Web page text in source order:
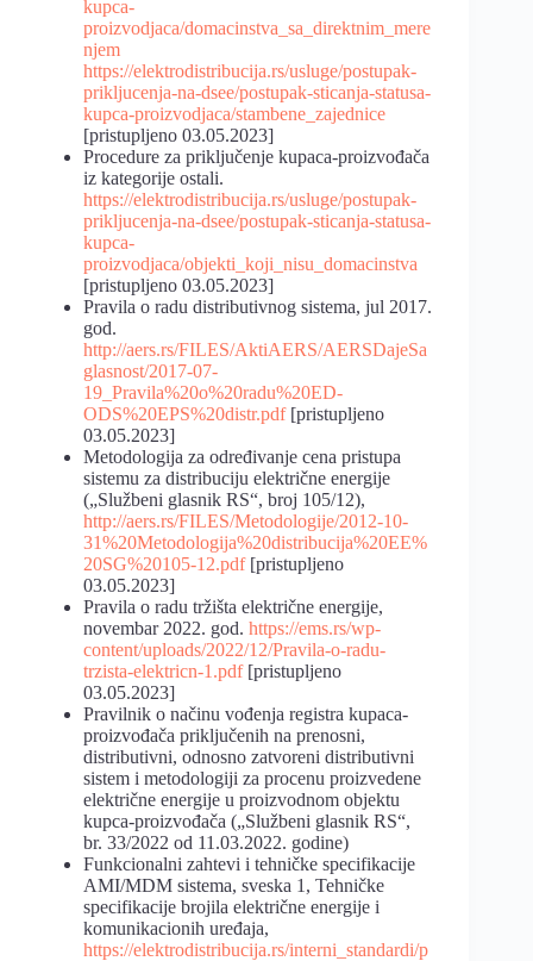
kupca-
proizvodjaca/domacinstva_sa_direktnim_mere
njem
https://elektrodistribucija.rs/usluge/postupak-
prikljucenja-na-dsee/postupak-sticanja-statusa-
kupca-proizvodjaca/stambene_zajednice
[pristupljeno 03.05.2023]
Procedure za priključenje kupaca-proizvođača
iz kategorije ostali.
https://elektrodistribucija.rs/usluge/postupak-
prikljucenja-na-dsee/postupak-sticanja-statusa-
kupca-
proizvodjaca/objekti_koji_nisu_domacinstva
[pristupljeno 03.05.2023]
Pravila o radu distributivnog sistema, jul 2017.
god.
http://aers.rs/FILES/AktiAERS/AERSDajeSa
glasnost/2017-07-
19_Pravila%20o%20radu%20ED-
ODS%20EPS%20distr.pdf[pristupljeno
03.05.2023]
Metodologija za određivanje cena pristupa
sistemu za distribuciju električne energije
(„Službeni glasnik RS“, broj 105/12),
http://aers.rs/FILES/Metodologije/2012-10-
31%20Metodologija%20distribucija%20EE%
20SG%20105-12.pdf[pristupljeno
03.05.2023]
Pravila o radu tržišta električne energije,
novembar 2022. god. https://ems.rs/wp-
content/uploads/2022/12/Pravila-o-radu-
trzista-elektricn-1.pdf[pristupljeno
03.05.2023]
Pravilnik o načinu vođenja registra kupaca-
proizvođača priključenih na prenosni,
distributivni, odnosno zatvoreni distributivni
sistem i metodologiji za procenu proizvedene
električne energije u proizvodnom objektu
kupca-proizvođača („Službeni glasnik RS“,
br. 33/2022 od 11.03.2022. godine)
Funkcionalni zahtevi i tehničke specifikacije
AMI/MDM sistema, sveska 1, Tehničke
specifikacije brojila električne energije i
komunikacionih uređaja,
https://elektrodistribucija.rs/interni_standardi/p